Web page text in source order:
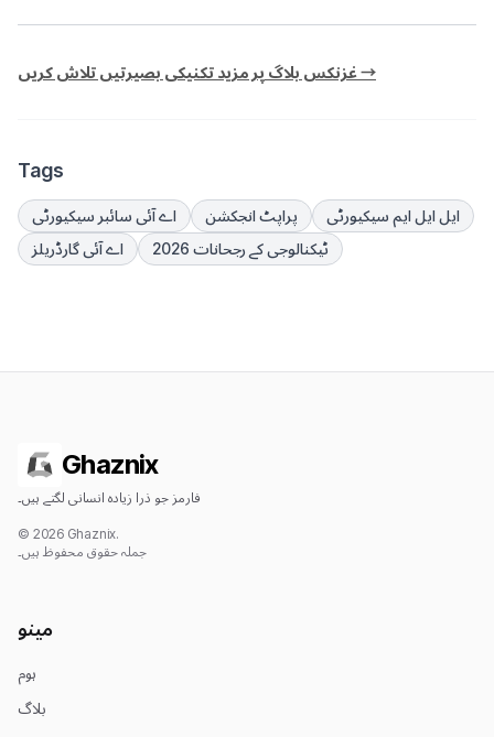
غزنکس بلاگ پر مزید تکنیکی بصیرتیں تلاش کریں →
Tags
اے آئی سائبر سیکیورٹی پراپٹ انجکشن
ایل ایل ایم سیکیورٹی
اے آئی گارڈریلز
ٹیکنالوجی کے رجحانات 2026
Ghaznix
فارمز جو ذرا زیادہ انسانی لگتے ہیں۔
© 2026 Ghaznix.
جملہ حقوق محفوظ ہیں۔
مینو
ہوم
بلاگ